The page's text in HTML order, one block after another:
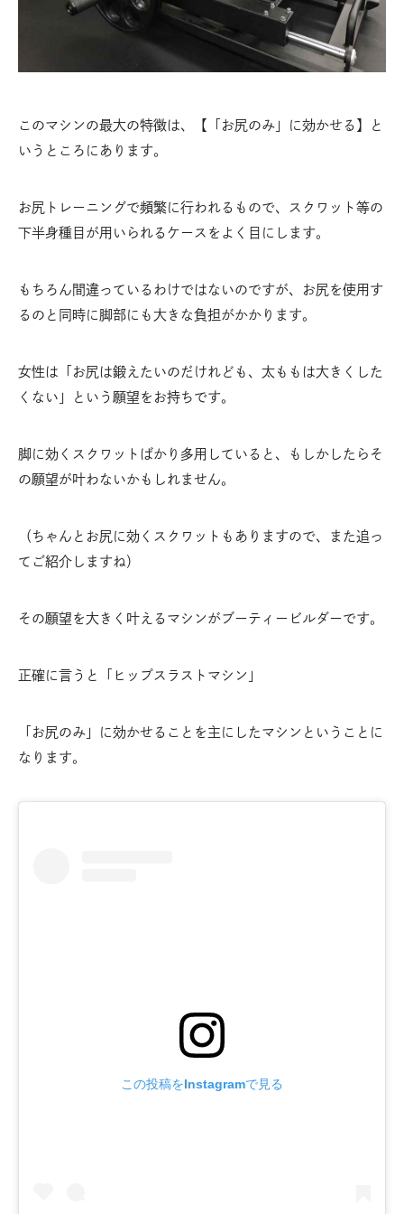
このマシンの最大の特徴は、【「お尻のみ」に効かせる】と
いうところにあります。
お尻トレーニングで頻繁に行われるもので、スクワット等の
下半身種目が用いられるケースをよく目にします。
もちろん間違っているわけではないのですが、お尻を使用す
るのと同時に脚部にも大きな負担がかかります。
女性は「お尻は鍛えたいのだけれども、太ももは大きくした
くない」という願望をお持ちです。
脚に効くスクワットばかり多用していると、もしかしたらそ
の願望が叶わないかもしれません。
（ちゃんとお尻に効くスクワットもありますので、また追っ
てご紹介しますね）
その願望を大きく叶えるマシンがブーティービルダーです。
正確に言うと「ヒップスラストマシン」
「お尻のみ」に効かせることを主にしたマシンということに
なります。
この投稿をInstagramで見る